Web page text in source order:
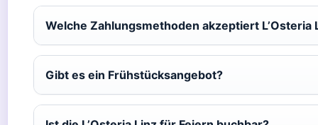
Welche Zahlungsmethoden akzeptiert L’Osteria
Gibt es ein Frühstücksangebot?